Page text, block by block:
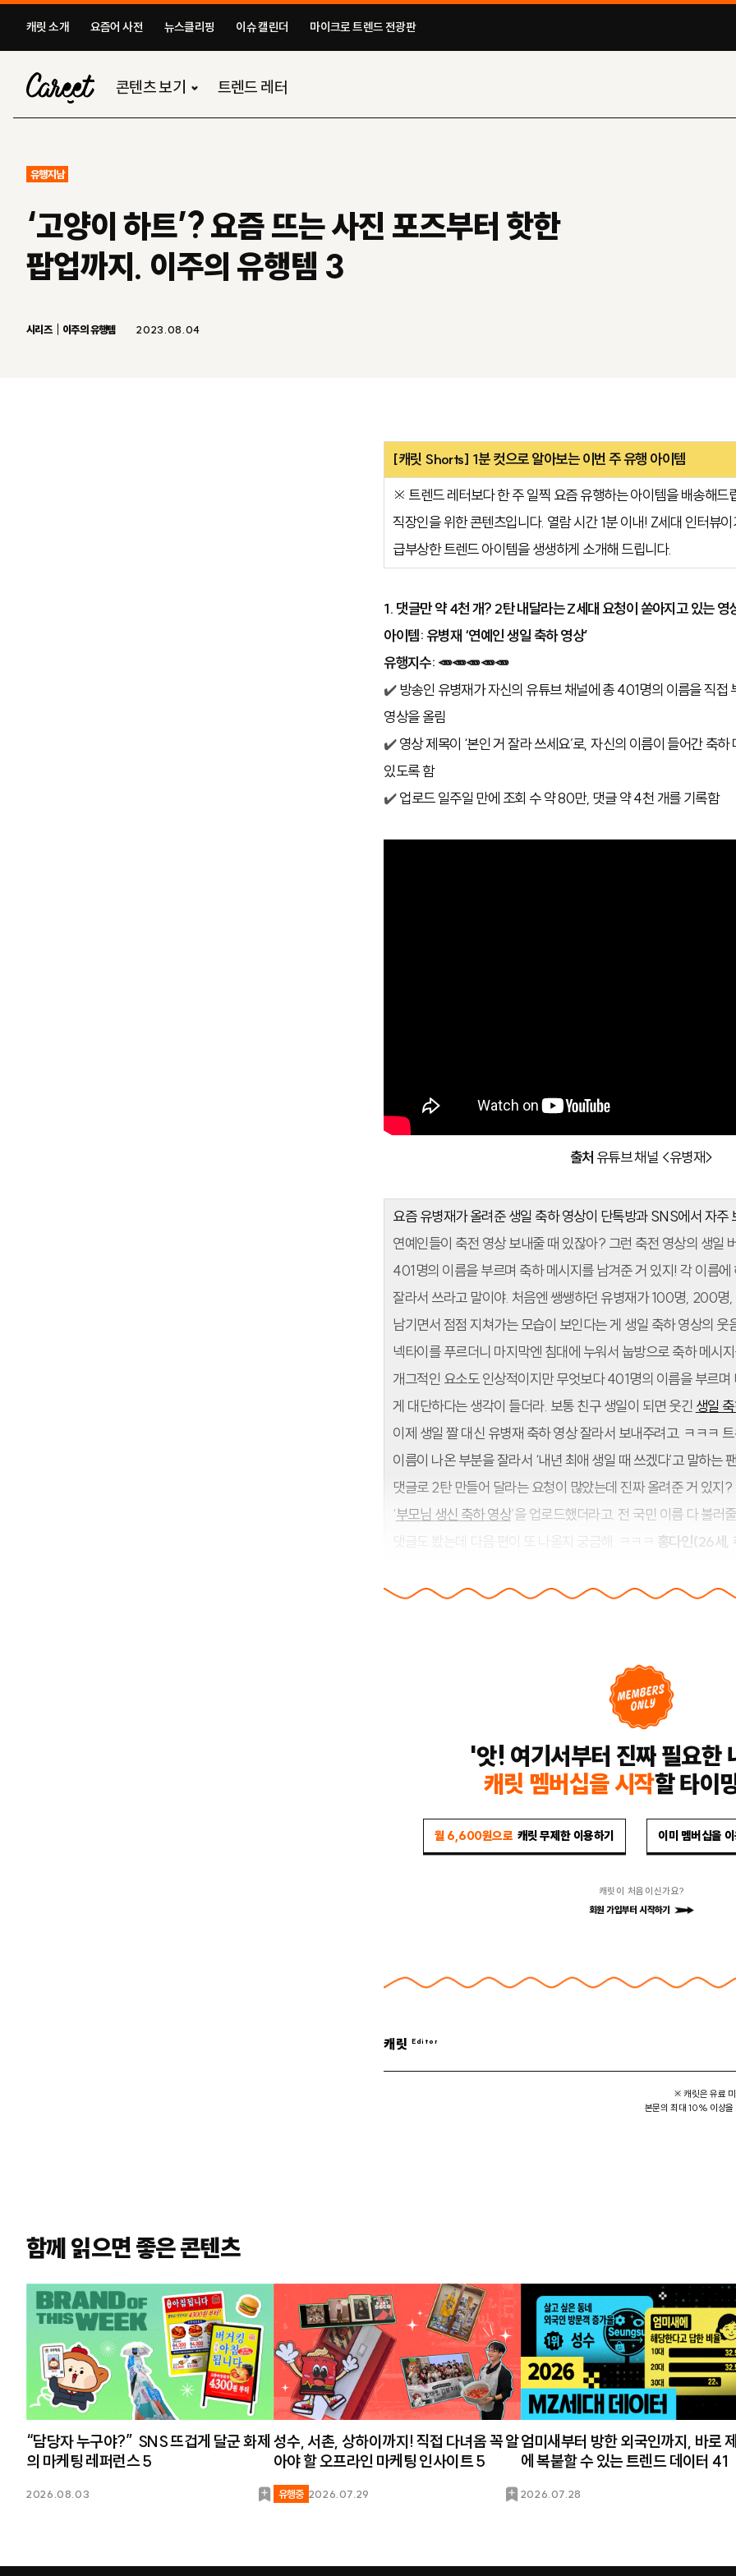
캐릿 소개 요즘어 사전 뉴스클리핑 이슈 캘린더 마이크로 트렌드 전광판​
콘텐츠 보기 트렌드 레터
유행지남
‘고양이 하트’? 요즘 뜨는 사진 포즈부터 핫한
팝업까지. 이주의 유행템 3
시리즈 이주의 유행템 2023.08.04
[캐릿 Shorts] 1분 컷으로 알아보는 이번 주 유행 아이템
※ 트렌드 레터보다 한 주 일찍 요즘 유행하는 아이템을 배송해
직장인을 위한 콘텐츠입니다. 열람 시간 1분 이내! Z세대 인터뷰이
급부상한 트렌드 아이템을 생생하게 소개해 드립니다.
1. 댓글만 약 4천 개? 2탄 내달라는 Z세대 요청이 쏟아지고 있는 영
아이템:유병재 ‘연예인 생일 축하 영상’
유행지수: 🥕🥕🥕🥕🥕
✔️방송인 유병재가 자신의 유튜브 채널에 총 401명의 이름을 직접
영상을 올림
✔️영상 제목이 ‘본인 거 잘라 쓰세요’로, 자신의 이름이 들어간 축
있도록 함
✔️업로드 일주일 만에 조회 수 약 80만, 댓글 약 4천 개를 기록함
출처 유튜브 채널 <유병재>
요즘 유병재가 올려준 생일 축하 영상이 단톡방과 SNS에서 자주
연예인들이 축전 영상 보내줄 때 있잖아? 그런 축전 영상의 생일 버
401명의 이름을 부르며 축하 메시지를 남겨준 거 있지! 각 이름
잘라서 쓰라고 말이야. 처음엔 쌩쌩하던 유병재가 100명, 200
남기면서 점점 지쳐가는 모습이 보인다는 게 생일 축하 영상의 웃
넥타이를 푸르더니 마지막엔 침대에 누워서 눕방으로 축하 메시
개그적인 요소도 인상적이지만 무엇보다 401명의 이름을 부르며
게 대단하다는 생각이 들더라. 보통 친구 생일이 되면 웃긴 생일
이제 생일 짤 대신 유병재 축하 영상 잘라서 보내주려고. ㅋㅋㅋ
이름이 나온 부분을 잘라서 ‘내년 최애 생일 때 쓰겠다’고 말하는
댓글로 2탄 만들어 달라는 요청이 많았는데 진짜 올려준 거 있지
‘부모님 생신 축하 영상’을 업로드했더라고. 전 국민 이름 다 불러
댓글도 봤는데 다음 편이 또 나올지 궁금해. ㅋㅋㅋ
홍다인(26세,
'앗! 여기서부터 진짜 필요한
캐릿 멤버십을 시작할 타이
월 6,600원으로 캐릿 무제한 이용하기 이미 멤버십을
캐릿이 처음이신가요?
회원 가입부터 시작하기
캐릿
※ 캐릿은 유료
본문의 최대 10% 이상을
함께 읽으면 좋은 콘텐츠
2026.08.03
북
“담당자 누구야?” SNS 뜨겁게 달군 화제
의 마케팅 레퍼런스 5
유행중 2026.07.29
북
성수, 서촌, 상하이까지! 직접 다녀옴 꼭 알
아야 할 오프라인 마케팅 인사이트 5
2026.07.28
엄미새부터 방한 외국인까지, 바로
에 복붙할 수 있는 트렌드 데이터 41